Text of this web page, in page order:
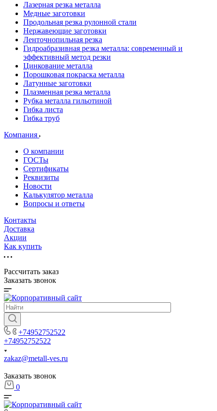
Лазерная резка металла
Медные заготовки
Продольная резка рулонной стали
Нержавеющие заготовки
Ленточнопильная резка
Гидроабразивная резка металла: современный и
эффективный метод резки
Цинкование металла
Порошковая покраска металла
Латунные заготовки
Плазменная резка металла
Рубка металла гильотиной
Гибка листа
Гибка труб
Компания
О компании
ГОСТы
Сертификаты
Реквизиты
Новости
Калькулятор металла
Вопросы и ответы
Контакты
Доставка
Акции
Как купить
Рассчитать заказ
Заказать звонок
+74952752522
+74952752522
zakaz@metall-ves.ru
Заказать звонок
0